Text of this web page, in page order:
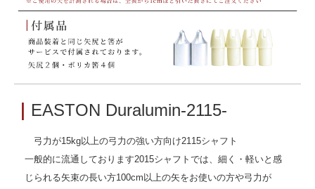
EASTON Duralumin-2115-
弓力が15kg以上の弓力の強い方向け2115シャフト
一般的に流通しております2015シャフトでは、細く・軽いと感
じられる矢束の長い方100cm以上の矢をお使いの方や弓力が